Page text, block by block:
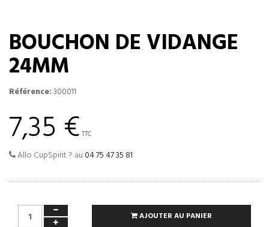
BOUCHON DE VIDANGE
24MM
Référence:300011
7,35 € TTC
Allo CupSpirit ? au 04 75 47 35 81
AJOUTER AU PANIER